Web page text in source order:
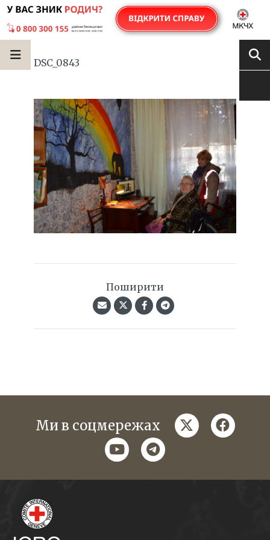
DSC_0843
Поширити
Ми в соцмережах twitter
youtubetelegram